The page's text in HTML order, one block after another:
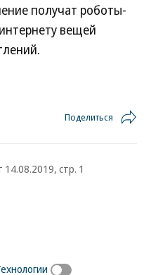
получат роботы-
вещей
Поделиться
14.08.2019, стр. 1